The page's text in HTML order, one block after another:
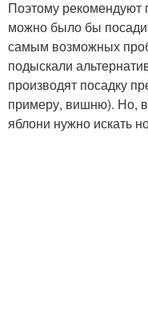
Поэтому рекомендуют
можно было бы
самым возможных
подыскали
производят посадку
примеру, вишню). Но,
яблони нужно искать